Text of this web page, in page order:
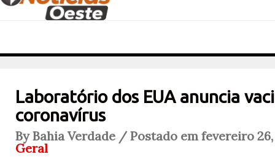
Laboratório dos EUA anuncia
coronavírus
By Bahia Verdade / Postado em fevereiro
Geral